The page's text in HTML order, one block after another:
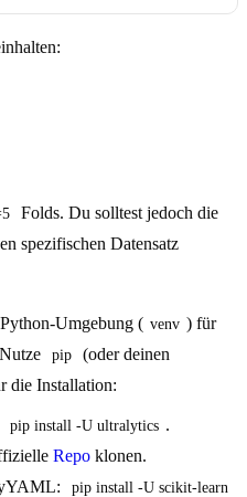
Folds. Du solltest jedoch die
spezifischen Datensatz
Umgebung ( venv ) für
pip
(oder deinen
die Installation:
pip install -U ultralytics .
Repo klonen.
pip install -U scikit-learn